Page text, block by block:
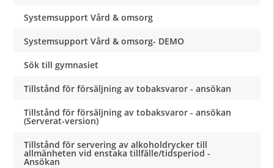
Systemsupport Vård & omsorg
Systemsupport Vård & omsorg- DEMO
Sök till gymnasiet
Tillstånd för försäljning av tobaksvaror - ansökan
Tillstånd för försäljning av tobaksvaror - ansökan
(Serverat-version)
Tillstånd för servering av alkoholdrycker till
allmänheten vid enstaka tillfälle/tidsperiod -
Ansökan